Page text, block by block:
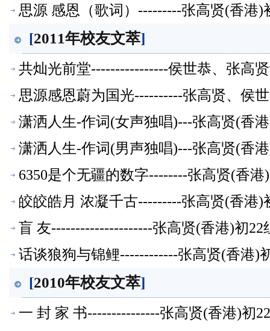
思源 感恩（歌词）---------张高贤(香港)
[2011年校友文萃]
共灿光前堂----------------侯世恭、张高
思源感恩蔚为国光----------张高贤、侯
潇洒人生-作词(女声独唱)---张高贤(香
潇洒人生-作词(男声独唱)---张高贤(香
6350是个无疆的数字--------张高贤(香
皎皎皓月 浓凝千古---------张高贤(香港)
盲 友---------------------张高贤(香港)初22
话谈狼狗与锦鲤------------张高贤(香港)
[2010年校友文萃]
一 封 家 书---------------张高贤(香港)初